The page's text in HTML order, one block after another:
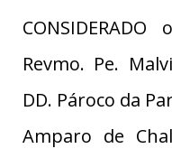
Revmo. Pe.
DD. Pároco da
Amparo de